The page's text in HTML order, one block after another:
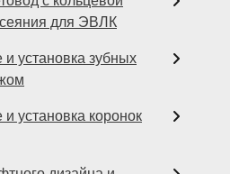
для ЭВЛК
установка зубных
установка коронок